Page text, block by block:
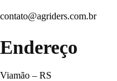
contato@agriders.com.br
Endereço
Viamão – RS